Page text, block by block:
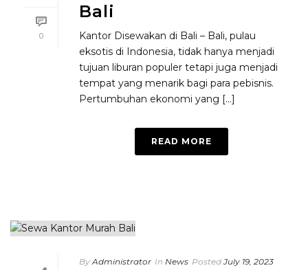
0
Bali
Kantor Disewakan di Bali – Bali, pulau
eksotis di Indonesia, tidak hanya menjadi
tujuan liburan populer tetapi juga menjadi
tempat yang menarik bagi para pebisnis.
Pertumbuhan ekonomi yang [...]
READ MORE
By Administrator In News Posted July 19, 2023